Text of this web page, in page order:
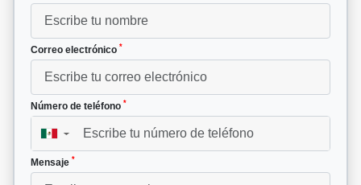
Correo electrónico *
Número de teléfono *
▼
Mensaje *